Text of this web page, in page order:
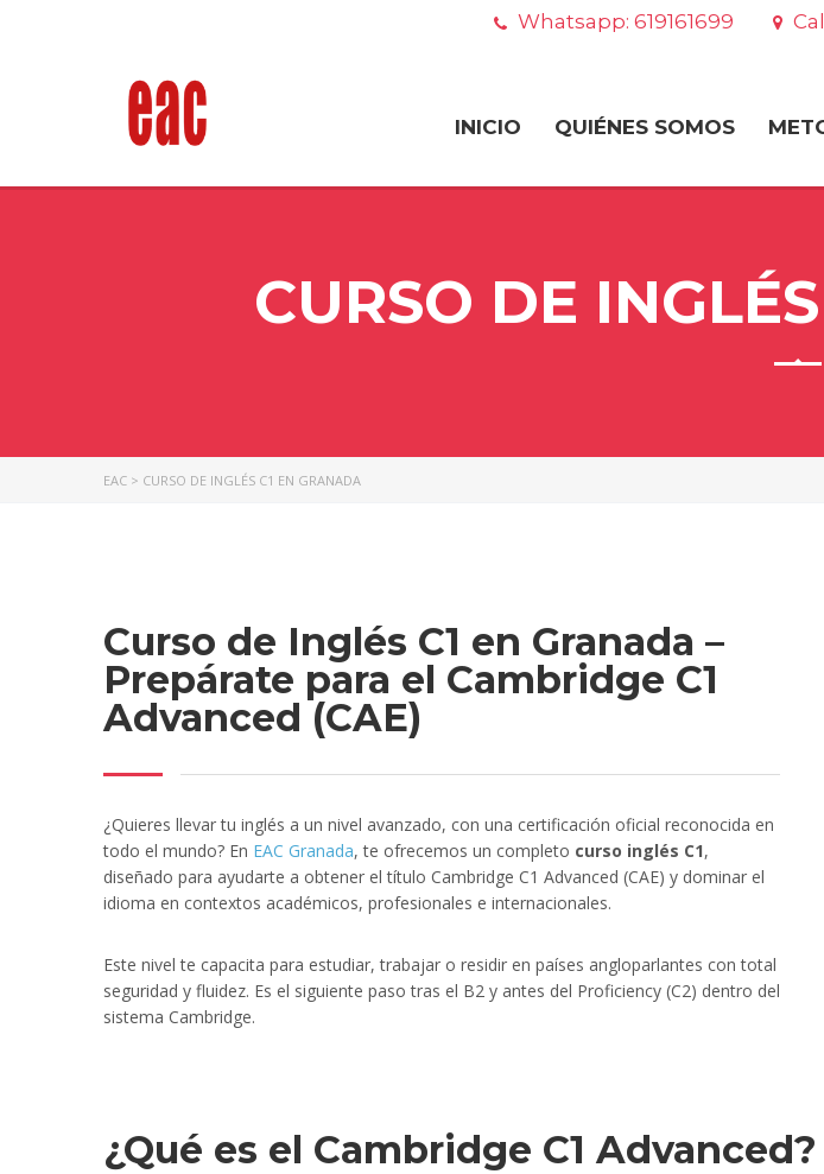
Whatsapp: 619161699
INICIO QUIÉNES SOMOS
CURSO DE
EAC > CURSO DE INGLÉS C1 EN GRANADA
Curso de Inglés C1 en Granada –
Prepárate para el Cambridge C1
Advanced (CAE)
¿Quieres llevar tu inglés a un nivel avanzado, con una certificación oficial reconocida en
todo el mundo? En EAC Granada, te ofrecemos un completo curso inglés C1,
diseñado para ayudarte a obtener el título Cambridge C1 Advanced (CAE) y dominar el
idioma en contextos académicos, profesionales e internacionales.
Este nivel te capacita para estudiar, trabajar o residir en países angloparlantes con total
seguridad y fluidez. Es el siguiente paso tras el B2 y antes del Proficiency (C2) dentro del
sistema Cambridge.
¿Qué es el Cambridge C1 Advanced?